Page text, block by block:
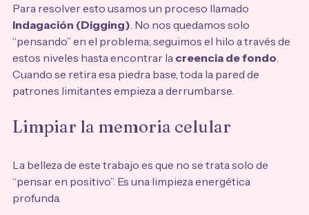
Para resolver esto usamos un proceso llamado
Indagación (Digging). No nos quedamos solo
“pensando” en el problema; seguimos el hilo a través de
estos niveles hasta encontrar la creencia de fondo.
Cuando se retira esa piedra base, toda la pared de
patrones limitantes empieza a derrumbarse.
Limpiar la memoria celular
La belleza de este trabajo es que no se trata solo de
“pensar en positivo”. Es una limpieza energética
profunda.